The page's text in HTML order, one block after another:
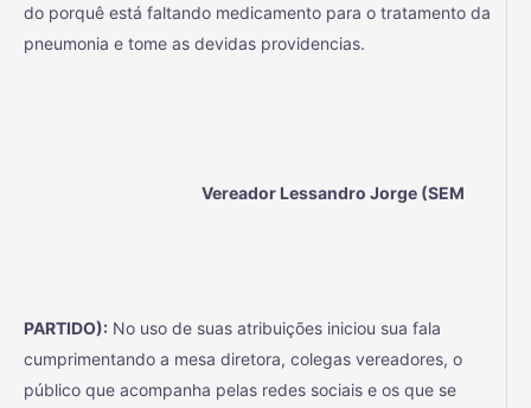
do porquê está faltando medicamento para o tratamento da
pneumonia e tome as devidas providencias.
Vereador Lessandro Jorge (SEM
PARTIDO): No uso de suas atribuições iniciou sua fala
cumprimentando a mesa diretora, colegas vereadores, o
público que acompanha pelas redes sociais e os que se